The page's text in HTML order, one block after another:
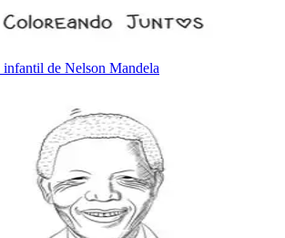
infantil de Nelson Mandela